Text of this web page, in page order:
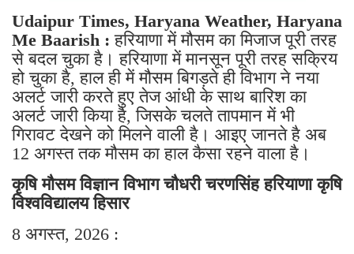
Udaipur Times, Haryana Weather, Haryana
Me Baarish : हरियाणा में मौसम का मिजाज पूरी तरह
से बदल चुका है। हरियाणा में मानसून पूरी तरह सक्रिय
हो चुका है, हाल ही में मौसम बिगड़ते ही विभाग ने नया
अलर्ट जारी करते हुए तेज आंधी के साथ बारिश का
अलर्ट जारी किया है, जिसके चलते तापमान में भी
गिरावट देखने को मिलने वाली है। आइए जानते है अब
12 अगस्त तक मौसम का हाल कैसा रहने वाला है।
कृषि मौसम विज्ञान विभाग चौधरी चरणसिंह हरियाणा कृषि
विश्वविद्यालय हिसार
8 अगस्त, 2026 :